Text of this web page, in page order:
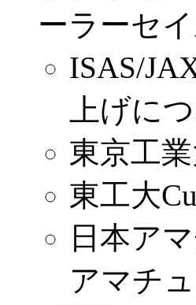
ーラーセ
ISAS/
上げに
東京工
東工大
日本ア
アマチ